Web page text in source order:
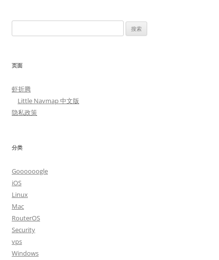
索：
页面
虾折腾
Little Navmap 中文版
隐私政策
分类
Goooooogle
iOS
Linux
Mac
RouterOS
Security
vps
Windows